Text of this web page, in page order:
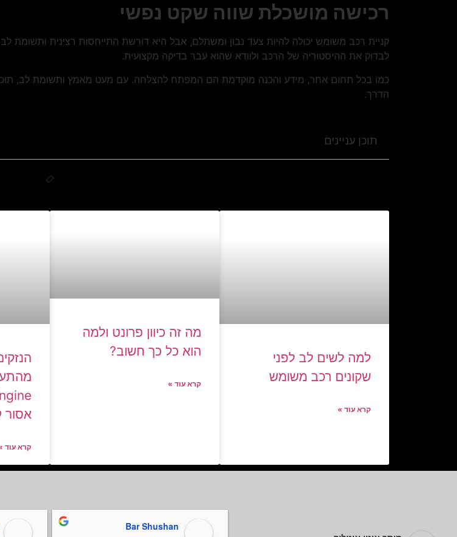
רכישה מושכלת שווה שקט נפשי
קניית רכב משומש יכולה להיות צעד נבון ומשתלם, אבל היא דורשת התייחסות רצינית
לבדוק את ההיסטוריה של הרכב ולוודא שהוא עבר בדיקה מקצועית.
כמו בכל תחום אחר, מידע והכנה מוקדמת הם המפתח להצלחה. עם מעט מאמץ ותשומת לב,
הדרך.
תוכן עניינים
למה לשים לב לפני
שקונים רכב משומש
קרא עוד »
מה זה כיוון פרונט ולמה
הוא כל כך חשוב?
קרא עוד »
קרא עוד
Bar Shushan